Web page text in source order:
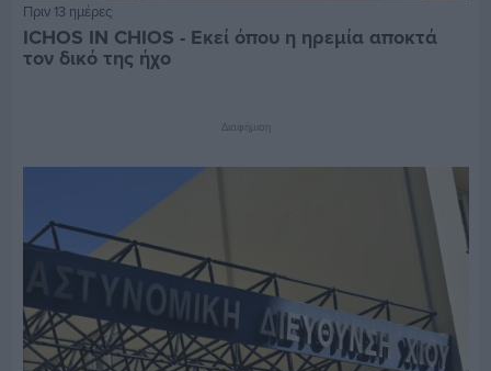
Πριν 13 ημέρες
ICHOS IN CHIOS - Εκεί όπου η ηρεμία αποκτά
τον δικό της ήχο
Διαφήμιση